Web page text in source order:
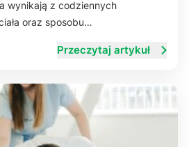
wynikają z codziennych
oraz sposobu…
Przeczytaj artykuł